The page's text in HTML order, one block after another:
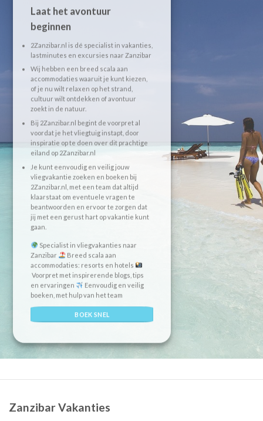
Laat het avontuur
beginnen
2Zanzibar.nl is dé specialist in vakanties,
lastminutes en excursies naar Zanzibar
Wij hebben een breed scala aan
accommodaties waaruit je kunt kiezen,
of je nu wilt relaxen op het strand,
cultuur wilt ontdekken of avontuur
zoekt in de natuur.
Bij 2Zanzibar.nl begint de voorpret al
voordat je het vliegtuig instapt, door
inspiratie op te doen over dit prachtige
eiland op 2Zanzibar.nl
Je kunt eenvoudig en veilig jouw
vliegvakantie zoeken en boeken bij
2Zanzibar.nl, met een team dat altijd
klaarstaat om eventuele vragen te
beantwoorden en ervoor te zorgen dat
jij met een gerust hart op vakantie kunt
gaan.
Specialist in vliegvakanties naar
Zanzibar
Breed scala aan
accommodaties: resorts en hotels
Voorpret met inspirerende blogs, tips
en ervaringen
Eenvoudig en veilig
boeken, met hulp van het team
BOEK SNEL
Zanzibar Vakanties